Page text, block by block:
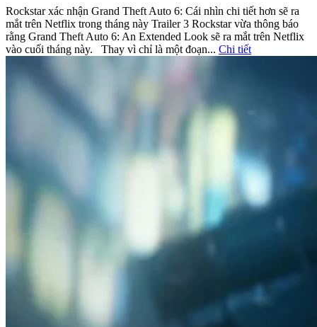
Rockstar xác nhận Grand Theft Auto 6: Cái nhìn chi tiết hơn sẽ ra
mắt trên Netflix trong tháng này Trailer 3 Rockstar vừa thông báo
rằng Grand Theft Auto 6: An Extended Look sẽ ra mắt trên Netflix
vào cuối tháng này. Thay vì chỉ là một đoạn... Chi tiết